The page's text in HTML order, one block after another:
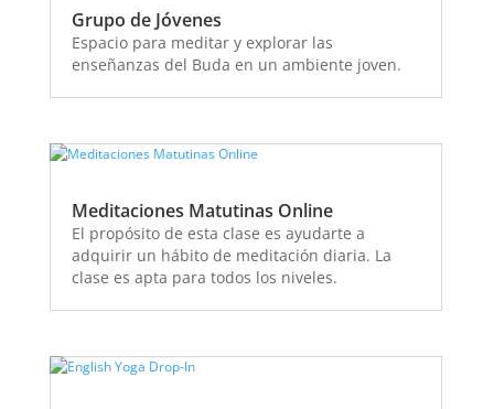
Grupo de Jóvenes
Espacio para meditar y explorar las
enseñanzas del Buda en un ambiente joven.
Meditaciones Matutinas Online
El propósito de esta clase es ayudarte a
adquirir un hábito de meditación diaria. La
clase es apta para todos los niveles.